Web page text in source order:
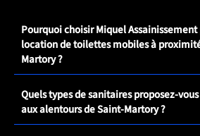
Pourquoi choisir Miquel
location de toilettes mobiles à
Martory ?
Quels types de sanitaires proposez-
aux alentours de Saint-Martory ?